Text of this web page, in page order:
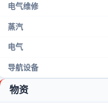
电气维修
蒸汽
电气
导航设备
物资